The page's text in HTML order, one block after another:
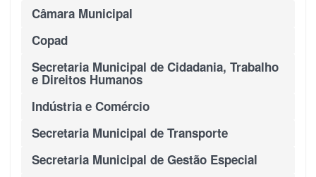
Câmara Municipal
Copad
Secretaria Municipal de Cidadania, Trabalho
e Direitos Humanos
Indústria e Comércio
Secretaria Municipal de Transporte
Secretaria Municipal de Gestão Especial